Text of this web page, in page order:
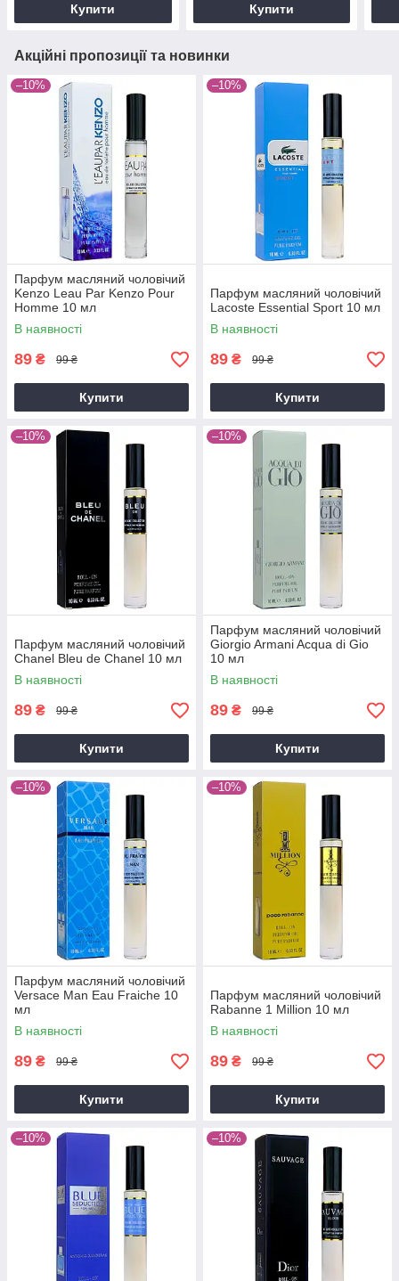
Купити Купити
Акційні пропозиції та новинки
–10%
Парфум масляний чоловічий
Kenzo Leau Par Kenzo Pour
Homme 10 мл
В наявності
89 ₴ 99 ₴
Купити
–10%
Парфум масляний чоловічий
Lacoste Essential Sport 10 мл
В наявності
89 ₴ 99 ₴
Купити
–10%
Парфум масляний чоловічий
Chanel Bleu de Chanel 10 мл
В наявності
89 ₴ 99 ₴
Купити
–10%
Парфум масляний чоловічий
Giorgio Armani Acqua di Gio
10 мл
В наявності
89 ₴ 99 ₴
Купити
–10%
Парфум масляний чоловічий
Versace Man Eau Fraiche 10
мл
В наявності
89 ₴ 99 ₴
Купити
–10%
Парфум масляний чоловічий
Rabanne 1 Million 10 мл
В наявності
89 ₴ 99 ₴
Купити
–10% –10%